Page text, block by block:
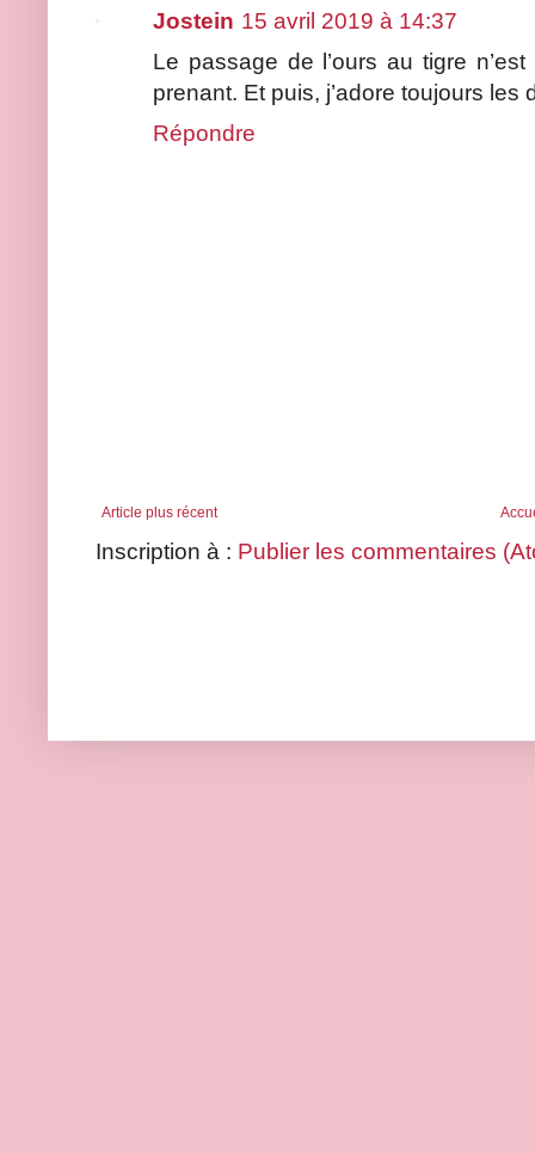
Jostein 15 avril 2019 à 14:37
Le passage de l’ours au tigre
prenant. Et puis, j’adore toujours
Répondre
Article plus récent
Inscription à : Publier les commentaires